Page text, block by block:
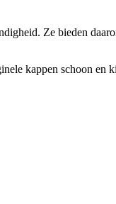
Ze bieden
kappen schoon en